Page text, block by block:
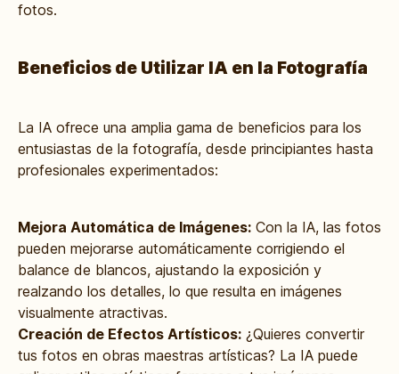
fotos.
Beneficios de Utilizar IA en la Fotografía
La IA ofrece una amplia gama de beneficios para los
entusiastas de la fotografía, desde principiantes hasta
profesionales experimentados:
Mejora Automática de Imágenes: Con la IA, las fotos
pueden mejorarse automáticamente corrigiendo el
balance de blancos, ajustando la exposición y
realzando los detalles, lo que resulta en imágenes
visualmente atractivas.
Creación de Efectos Artísticos: ¿Quieres convertir
tus fotos en obras maestras artísticas? La IA puede